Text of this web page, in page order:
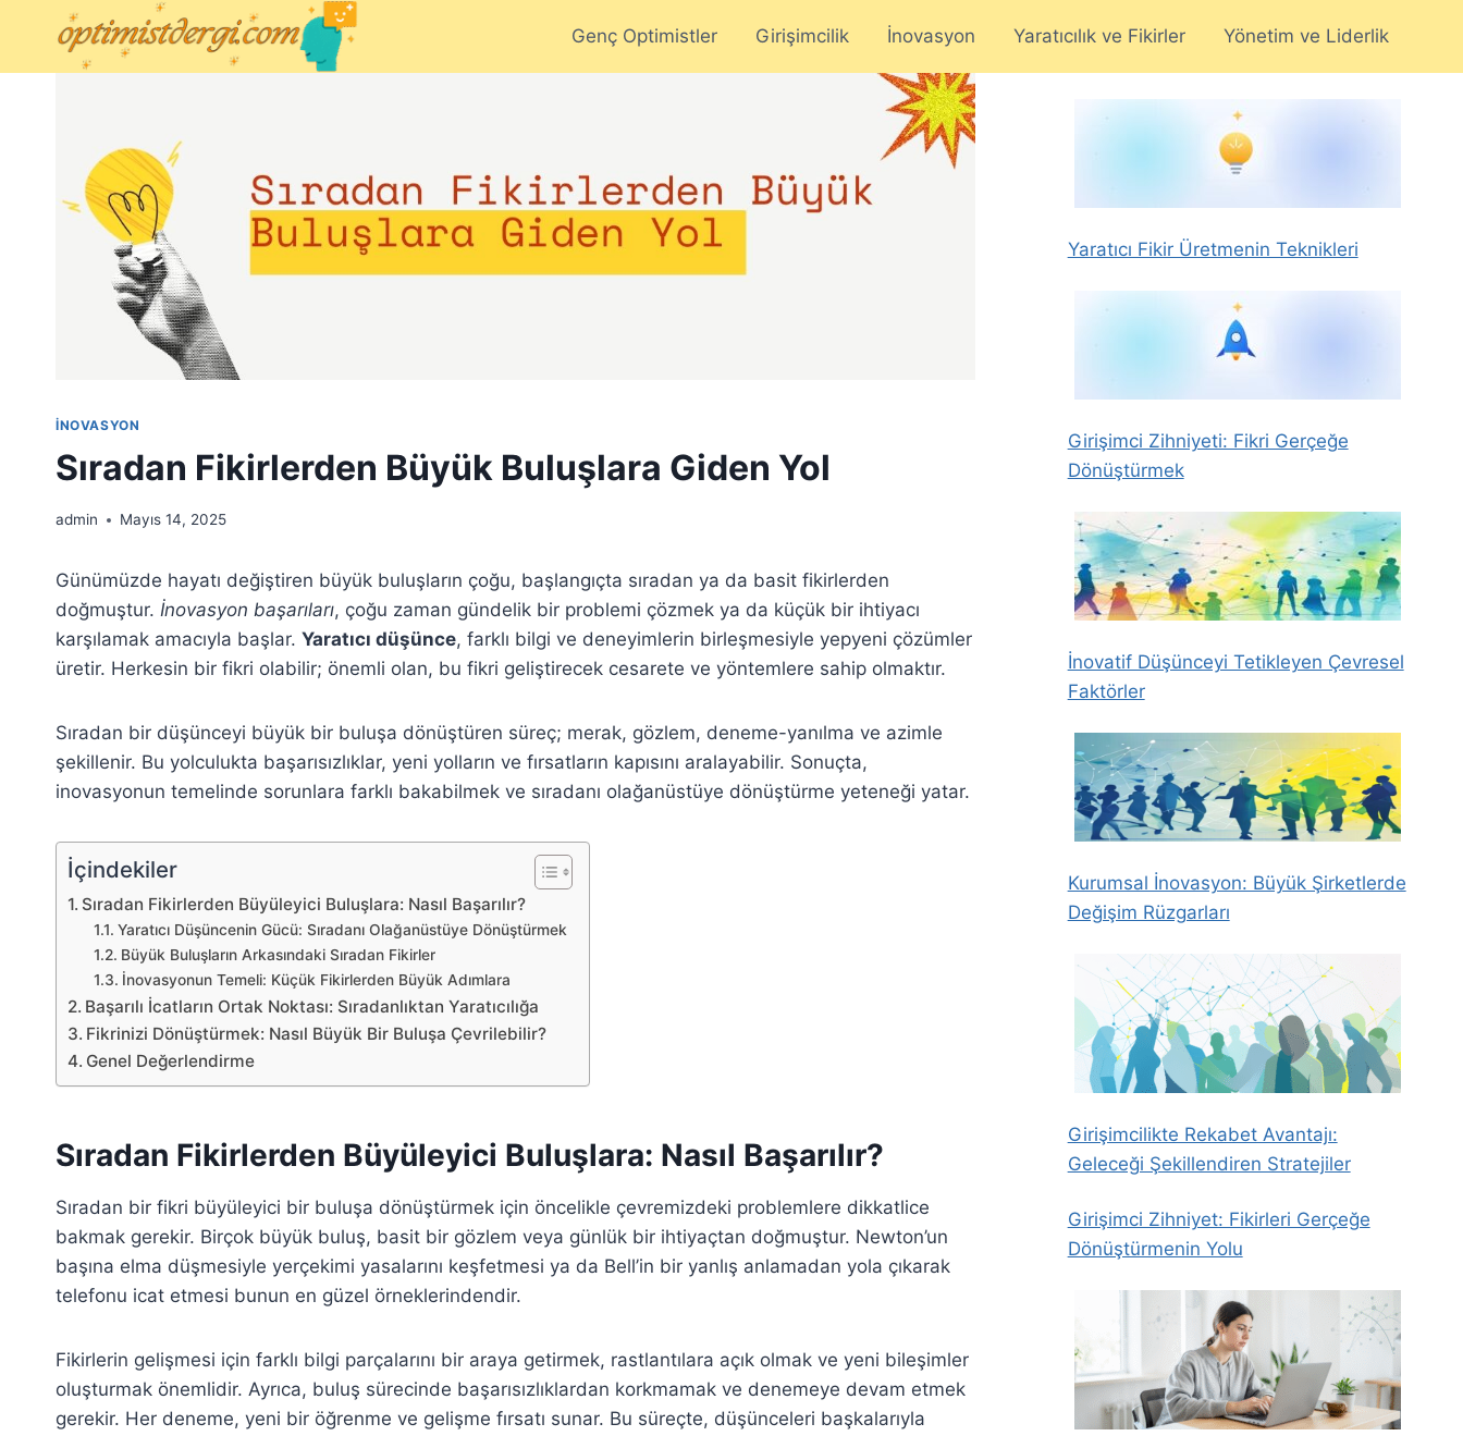
content
Genç Optimistler Girişimcilik İnovasyon Yaratıcılık ve Fikirler Yönetim ve Liderlik
İNOVASYON
Sıradan Fikirlerden Büyük Buluşlara Giden Yol
admin Mayıs 14, 2025
Günümüzde hayatı değiştiren büyük buluşların çoğu, başlangıçta sıradan ya da basit fikirlerden
doğmuştur. İnovasyon başarıları, çoğu zaman gündelik bir problemi çözmek ya da küçük bir ihtiyacı
karşılamak amacıyla başlar. Yaratıcı düşünce, farklı bilgi ve deneyimlerin birleşmesiyle yepyeni çözümler
üretir. Herkesin bir fikri olabilir; önemli olan, bu fikri geliştirecek cesarete ve yöntemlere sahip olmaktır.
Sıradan bir düşünceyi büyük bir buluşa dönüştüren süreç; merak, gözlem, deneme-yanılma ve azimle
şekillenir. Bu yolculukta başarısızlıklar, yeni yolların ve fırsatların kapısını aralayabilir. Sonuçta,
inovasyonun temelinde sorunlara farklı bakabilmek ve sıradanı olağanüstüye dönüştürme yeteneği yatar.
İçindekiler
Sıradan Fikirlerden Büyüleyici Buluşlara: Nasıl Başarılır?
Yaratıcı Düşüncenin Gücü: Sıradanı Olağanüstüye Dönüştürmek
Büyük Buluşların Arkasındaki Sıradan Fikirler
İnovasyonun Temeli: Küçük Fikirlerden Büyük Adımlara
Başarılı İcatların Ortak Noktası: Sıradanlıktan Yaratıcılığa
Fikrinizi Dönüştürmek: Nasıl Büyük Bir Buluşa Çevrilebilir?
Genel Değerlendirme
Sıradan Fikirlerden Büyüleyici Buluşlara: Nasıl Başarılır?
Sıradan bir fikri büyüleyici bir buluşa dönüştürmek için öncelikle çevremizdeki problemlere dikkatlice
bakmak gerekir. Birçok büyük buluş, basit bir gözlem veya günlük bir ihtiyaçtan doğmuştur. Newton’un
başına elma düşmesiyle yerçekimi yasalarını keşfetmesi ya da Bell’in bir yanlış anlamadan yola çıkarak
telefonu icat etmesi bunun en güzel örneklerindendir.
Fikirlerin gelişmesi için farklı bilgi parçalarını bir araya getirmek, rastlantılara açık olmak ve yeni bileşimler
oluşturmak önemlidir. Ayrıca, buluş sürecinde başarısızlıklardan korkmamak ve denemeye devam etmek
gerekir. Her deneme, yeni bir öğrenme ve gelişme fırsatı sunar. Bu süreçte, düşünceleri başkalarıyla
Yaratıcı Fikir Üretmenin Teknikleri
Girişimci Zihniyeti: Fikri Gerçeğe
Dönüştürmek
İnovatif Düşünceyi Tetikleyen Çevresel
Faktörler
Kurumsal İnovasyon: Büyük Şirketlerde
Değişim Rüzgarları
Girişimcilikte Rekabet Avantajı:
Geleceği Şekillendiren Stratejiler
Girişimci Zihniyet: Fikirleri Gerçeğe
Dönüştürmenin Yolu